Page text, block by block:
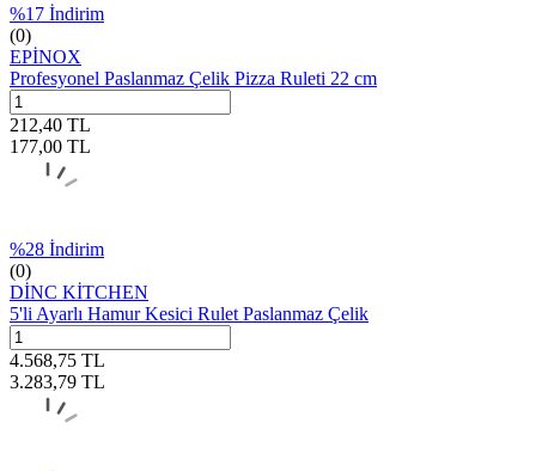
%17 İndirim
(0)
EPİNOX
Profesyonel Paslanmaz Çelik Pizza Ruleti 22 cm
212,40 TL
177,00 TL
%28 İndirim
(0)
DİNC KİTCHEN
5'li Ayarlı Hamur Kesici Rulet Paslanmaz Çelik
4.568,75 TL
3.283,79 TL